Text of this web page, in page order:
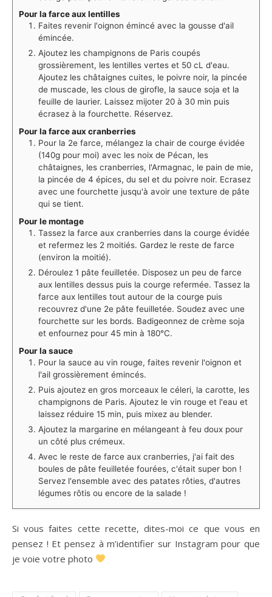
Pour la farce aux lentilles
Faites revenir l'oignon émincé avec la gousse d'ail
émincée.
Ajoutez les champignons de Paris coupés
grossièrement, les lentilles vertes et 50 cL d'eau.
Ajoutez les châtaignes cuites, le poivre noir, la pincée
de muscade, les clous de girofle, la sauce soja et la
feuille de laurier. Laissez mijoter 20 à 30 min puis
écrasez à la fourchette. Réservez. ⁠
Pour la farce aux cranberries
Pour la 2e farce, mélangez la chair de courge évidée
(140g pour moi) avec les noix de Pécan, les
châtaignes, les cranberries, l'Armagnac, le pain de mie,
la pincée de 4 épices, du sel et du poivre noir. Ecrasez
avec une fourchette jusqu'à avoir une texture de pâte
qui se tient. ⁠
Pour le montage
Tassez la farce aux cranberries dans la courge évidée
et refermez les 2 moitiés. Gardez le reste de farce
(environ la moitié).
⁠Déroulez 1 pâte feuilletée. Disposez un peu de farce
aux lentilles dessus puis la courge refermée. Tassez la
farce aux lentilles tout autour de la courge puis
recouvrez d'une 2e pâte feuilletée. Soudez avec une
fourchette sur les bords. Badigeonnez de crème soja
et enfournez pour 45 min à 180°C.
Pour la sauce
Pour la sauce au vin rouge, faites revenir l'oignon et
l'ail grossièrement émincés.
Puis ajoutez en gros morceaux le céleri, la carotte, les
champignons de Paris. Ajoutez le vin rouge et l'eau et
laissez réduire 15 min, puis mixez au blender.
Ajoutez la margarine en mélangeant à feu doux pour
un côté plus crémeux.
Avec le reste de farce aux cranberries, j'ai fait des
boules de pâte feuilletée fourées, c'était super bon !
Servez l'ensemble avec des patates rôties, d'autres
légumes rôtis ou encore de la salade !
Si vous faites cette recette, dites-moi ce que vous en
pensez ! Et pensez à m’identifier sur Instagram pour que
je voie votre photo